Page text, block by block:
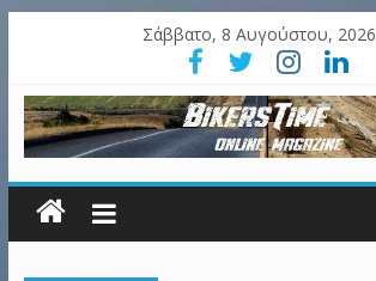
Σάββατο, 8 Αυγούστου, 2026